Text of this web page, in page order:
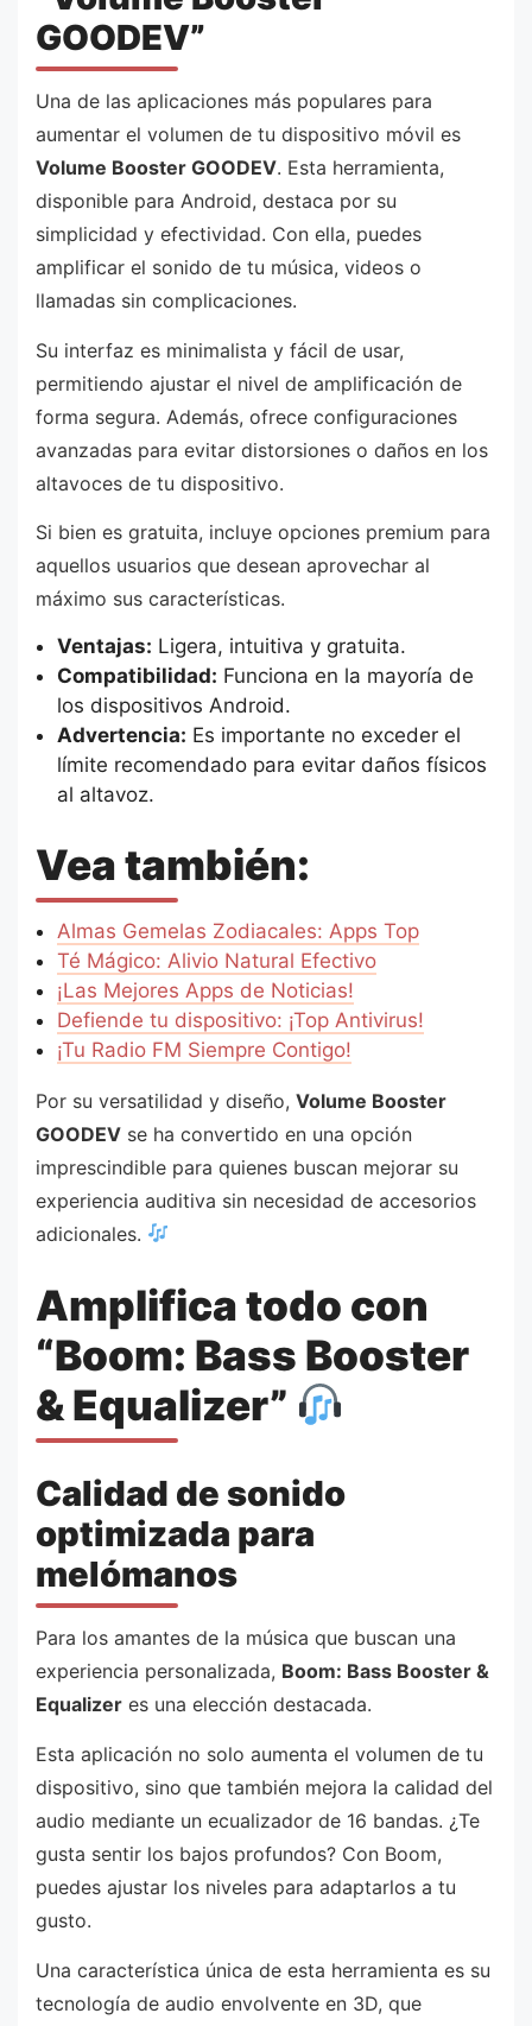
GOODEV”
Una de las aplicaciones más populares para
aumentar el volumen de tu dispositivo móvil es
Volume Booster GOODEV. Esta herramienta,
disponible para Android, destaca por su
simplicidad y efectividad. Con ella, puedes
amplificar el sonido de tu música, videos o
llamadas sin complicaciones.
Su interfaz es minimalista y fácil de usar,
permitiendo ajustar el nivel de amplificación de
forma segura. Además, ofrece configuraciones
avanzadas para evitar distorsiones o daños en los
altavoces de tu dispositivo.
Si bien es gratuita, incluye opciones premium para
aquellos usuarios que desean aprovechar al
máximo sus características.
Ventajas: Ligera, intuitiva y gratuita.
Compatibilidad: Funciona en la mayoría de
los dispositivos Android.
Advertencia: Es importante no exceder el
límite recomendado para evitar daños físicos
al altavoz.
Vea también:
Almas Gemelas Zodiacales: Apps Top
Té Mágico: Alivio Natural Efectivo
¡Las Mejores Apps de Noticias!
Defiende tu dispositivo: ¡Top Antivirus!
¡Tu Radio FM Siempre Contigo!
Por su versatilidad y diseño, Volume Booster
GOODEV se ha convertido en una opción
imprescindible para quienes buscan mejorar su
experiencia auditiva sin necesidad de accesorios
adicionales.
Amplifica todo con
“Boom: Bass Booster
& Equalizer”
Calidad de sonido
optimizada para
melómanos
Para los amantes de la música que buscan una
experiencia personalizada, Boom: Bass Booster &
Equalizer es una elección destacada.
Esta aplicación no solo aumenta el volumen de tu
dispositivo, sino que también mejora la calidad del
audio mediante un ecualizador de 16 bandas. ¿Te
gusta sentir los bajos profundos? Con Boom,
puedes ajustar los niveles para adaptarlos a tu
gusto.
Una característica única de esta herramienta es su
tecnología de audio envolvente en 3D, que